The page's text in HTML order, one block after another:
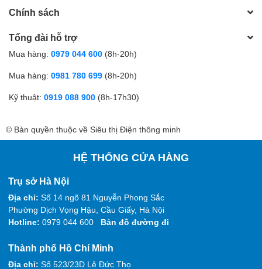
Chính sách
Tổng đài hỗ trợ
Mua hàng: 0979 044 600 (8h-20h)
Mua hàng: 0981 780 699 (8h-20h)
Kỹ thuật: 0919 088 900 (8h-17h30)
© Bản quyền thuộc về Siêu thị Điện thông minh
HỆ THỐNG CỬA HÀNG
Trụ sở Hà Nội
Địa chỉ: Số 14 ngõ 81 Nguyễn Phong Sắc
Phường Dịch Vọng Hậu, Cầu Giấy, Hà Nội
Hotline: 0979 044 600 Bản đồ đường đi
Thành phố Hồ Chí Minh
Địa chỉ: Số 523/23D Lê Đức Thọ